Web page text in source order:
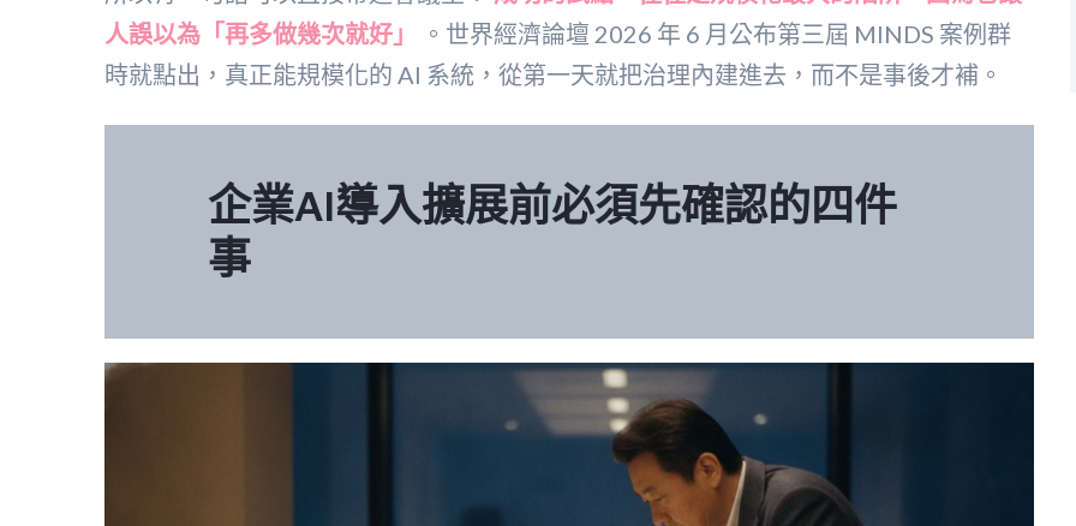
人誤以為「再多做幾次就好」
。世界經濟論壇 2026 年 6 月公布第三屆 MINDS 案例群
時就點出，真正能規模化的 AI 系統，從第一天就把治理內建進去，而不是事後才補。
企業AI導入擴展前必須先確認的四件
事